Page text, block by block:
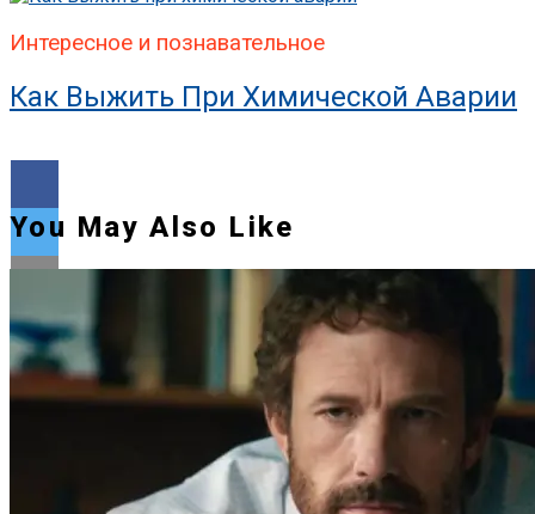
Интересное и познавательное
Как Выжить При Химической Аварии
Flipboard
Reddit
You May Also Like